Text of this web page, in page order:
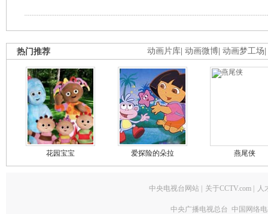
动画片库 动画微博 动画梦工场
热门推荐
花园宝宝 爱探险的朵拉 燕尾侠
中央电视台网站 关于CCTV.com 人
中央广播电视总台 中国网络